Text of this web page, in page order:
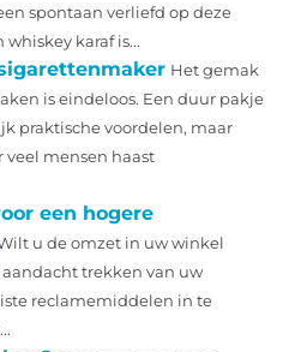
spontaan verliefd op deze
whiskey karaf is...
Het gemak
is eindeloos. Een duur pakje
praktische voordelen, maar
veel mensen haast
een hogere
u de omzet in uw winkel
trekken van uw
reclamemiddelen in te